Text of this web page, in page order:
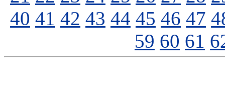
40 41 42 43 44 45 46 47
59 60 61